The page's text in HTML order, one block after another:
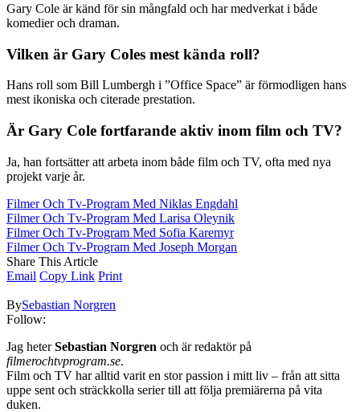
Gary Cole är känd för sin mångfald och har medverkat i både
komedier och draman.
Vilken är Gary Coles mest kända roll?
Hans roll som Bill Lumbergh i ”Office Space” är förmodligen hans
mest ikoniska och citerade prestation.
Är Gary Cole fortfarande aktiv inom film och TV?
Ja, han fortsätter att arbeta inom både film och TV, ofta med nya
projekt varje år.
Filmer Och Tv-Program Med Niklas Engdahl
Filmer Och Tv-Program Med Larisa Oleynik
Filmer Och Tv-Program Med Sofia Karemyr
Filmer Och Tv-Program Med Joseph Morgan
Share This Article
Email Copy Link Print
BySebastian Norgren
Follow:
Jag heterSebastian Norgren och är redaktör på
filmerochtvprogram.se.
Film och TV har alltid varit en stor passion i mitt liv – från att sitta
uppe sent och sträckkolla serier till att följa premiärerna på vita
duken.